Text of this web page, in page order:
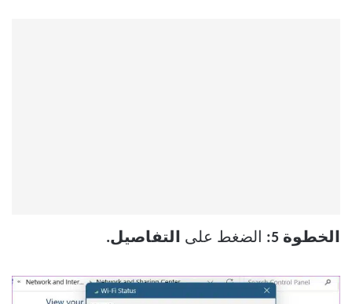
الخطوة 5: الضغط على التفاصيل.